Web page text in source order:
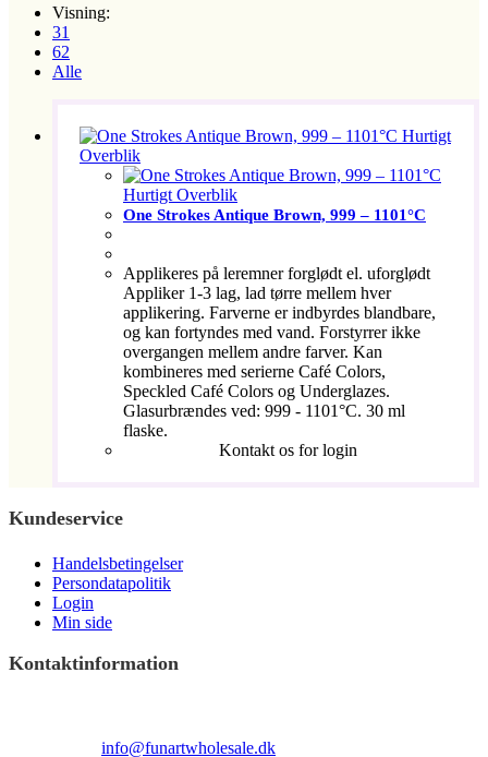
Visning:
31
62
Alle
Hurtigt
Overblik
Hurtigt Overblik
One Strokes Antique Brown, 999 – 1101°C
Applikeres på leremner forglødt el. uforglødt
Appliker 1-3 lag, lad tørre mellem hver
applikering. Farverne er indbyrdes blandbare,
og kan fortyndes med vand. Forstyrrer ikke
overgangen mellem andre farver. Kan
kombineres med serierne Café Colors,
Speckled Café Colors og Underglazes.
Glasurbrændes ved: 999 - 1101°C. 30 ml
flaske.
Kontakt os for login
Kundeservice
Handelsbetingelser
Persondatapolitik
Login
Min side
Kontaktinformation
info@funartwholesale.dk